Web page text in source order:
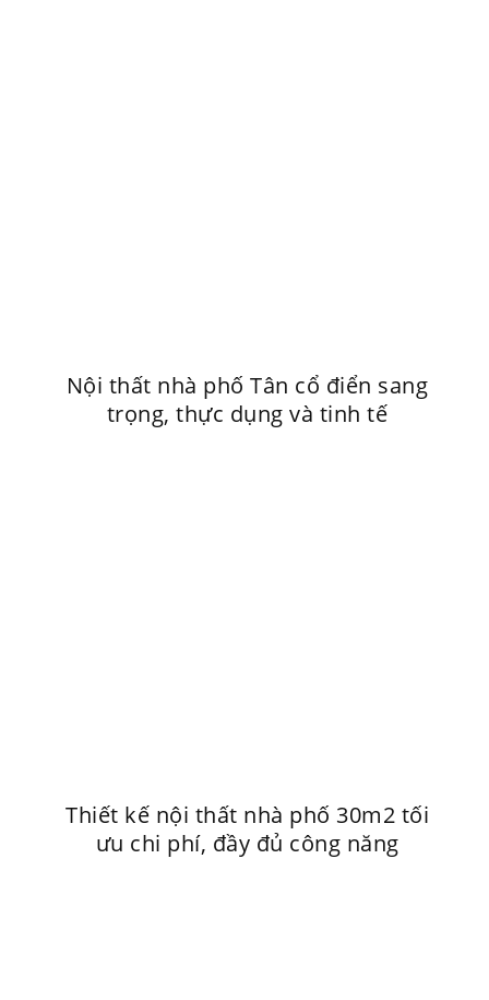
Nội thất nhà phố Tân cổ điển sang
trọng, thực dụng và tinh tế
Thiết kế nội thất nhà phố 30m2 tối
ưu chi phí, đầy đủ công năng